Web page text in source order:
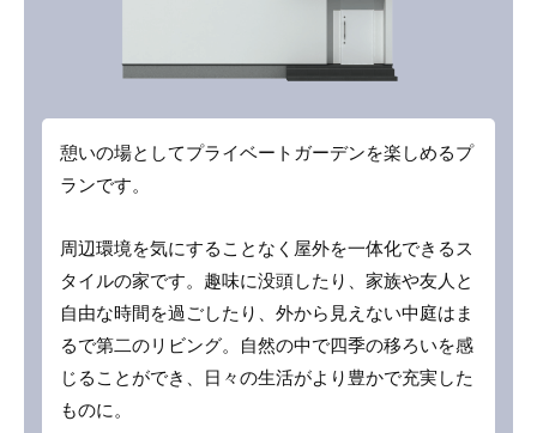
憩いの場としてプライベートガーデンを楽しめるプ
ランです。
周辺環境を気にすることなく屋外を一体化できるス
タイルの家です。趣味に没頭したり、家族や友人と
自由な時間を過ごしたり、外から見えない中庭はま
るで第二のリビング。自然の中で四季の移ろいを感
じることができ、日々の生活がより豊かで充実した
ものに。